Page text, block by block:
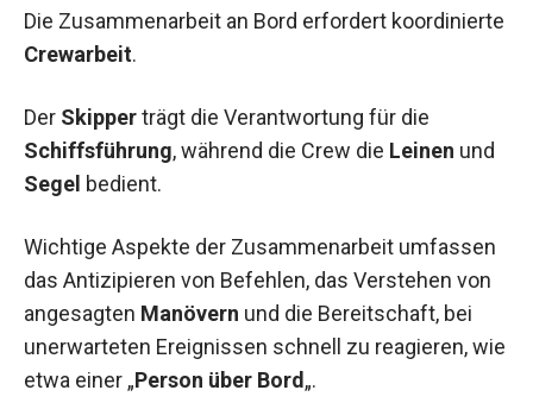
Die Zusammenarbeit an Bord erfordert koordinierte
Crewarbeit.
Der Skipperträgt die Verantwortung für die
Schiffsführung, während die Crew die Leinen und
Segel bedient.
Wichtige Aspekte der Zusammenarbeit umfassen
das Antizipieren von Befehlen, das Verstehen von
angesagten Manövern und die Bereitschaft, bei
unerwarteten Ereignissen schnell zu reagieren, wie
etwa einer „Person über Bord„.